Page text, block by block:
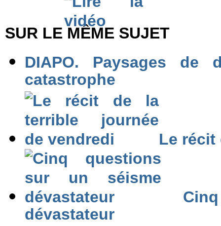
SUR LE MÊME SUJET
DIAPO. Paysages de
catastrophe
Le récit
dévastateur